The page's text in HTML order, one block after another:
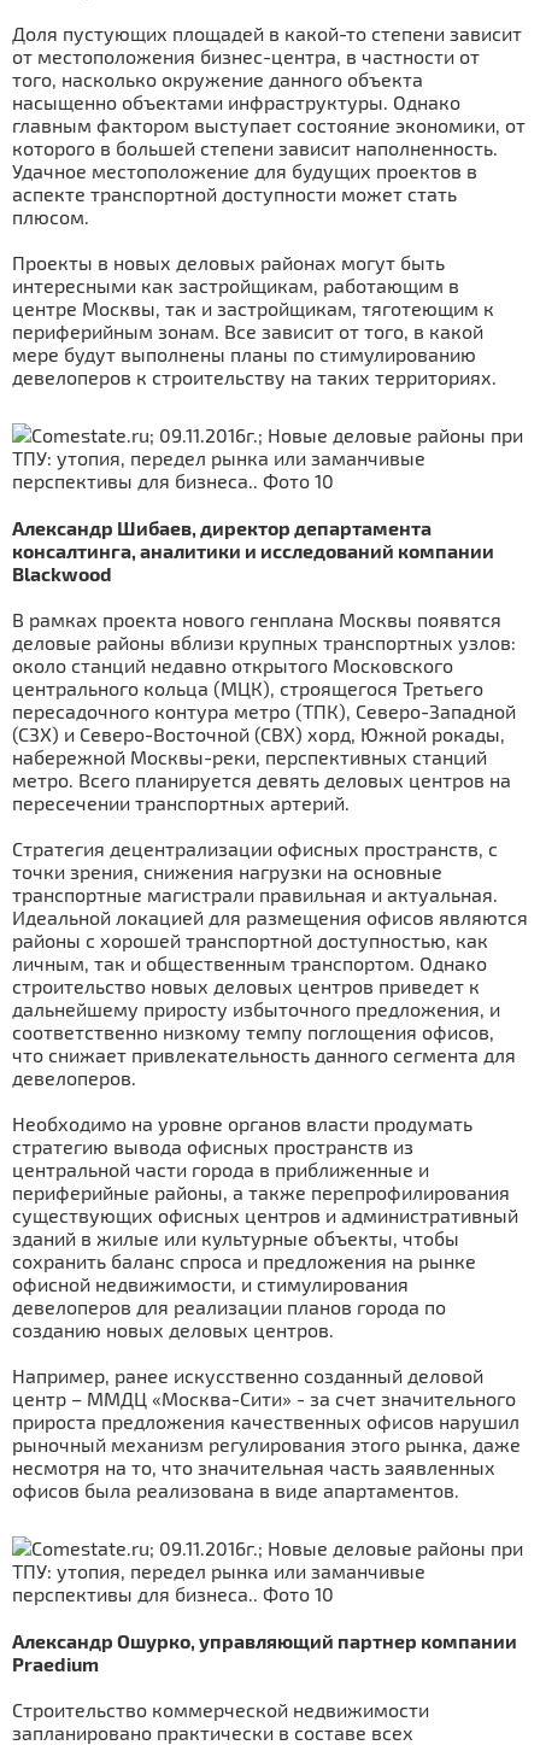
Доля пустующих площадей в какой-то степени зависит
от местоположения бизнес-центра, в частности от
того, насколько окружение данного объекта
насыщенно объектами инфраструктуры. Однако
главным фактором выступает состояние экономики, от
которого в большей степени зависит наполненность.
Удачное местоположение для будущих проектов в
аспекте транспортной доступности может стать
плюсом.
Проекты в новых деловых районах могут быть
интересными как застройщикам, работающим в
центре Москвы, так и застройщикам, тяготеющим к
периферийным зонам. Все зависит от того, в какой
мере будут выполнены планы по стимулированию
девелоперов к строительству на таких территориях.
Александр Шибаев, директор департамента
консалтинга, аналитики и исследований компании
Blackwood
В рамках проекта нового генплана Москвы появятся
деловые районы вблизи крупных транспортных узлов:
около станций недавно открытого Московского
центрального кольца (МЦК), строящегося Третьего
пересадочного контура метро (ТПК), Северо-Западной
(СЗХ) и Северо-Восточной (СВХ) хорд, Южной рокады,
набережной Москвы-реки, перспективных станций
метро. Всего планируется девять деловых центров на
пересечении транспортных артерий.
Стратегия децентрализации офисных пространств, с
точки зрения, снижения нагрузки на основные
транспортные магистрали правильная и актуальная.
Идеальной локацией для размещения офисов являются
районы с хорошей транспортной доступностью, как
личным, так и общественным транспортом. Однако
строительство новых деловых центров приведет к
дальнейшему приросту избыточного предложения, и
соответственно низкому темпу поглощения офисов,
что снижает привлекательность данного сегмента для
девелоперов.
Необходимо на уровне органов власти продумать
стратегию вывода офисных пространств из
центральной части города в приближенные и
периферийные районы, а также перепрофилирования
существующих офисных центров и административный
зданий в жилые или культурные объекты, чтобы
сохранить баланс спроса и предложения на рынке
офисной недвижимости, и стимулирования
девелоперов для реализации планов города по
созданию новых деловых центров.
Например, ранее искусственно созданный деловой
центр – ММДЦ «Москва-Сити» - за счет значительного
прироста предложения качественных офисов нарушил
рыночный механизм регулирования этого рынка, даже
несмотря на то, что значительная часть заявленных
офисов была реализована в виде апартаментов.
Александр Ошурко, управляющий партнер компании
Praedium
Строительство коммерческой недвижимости
запланировано практически в составе всех